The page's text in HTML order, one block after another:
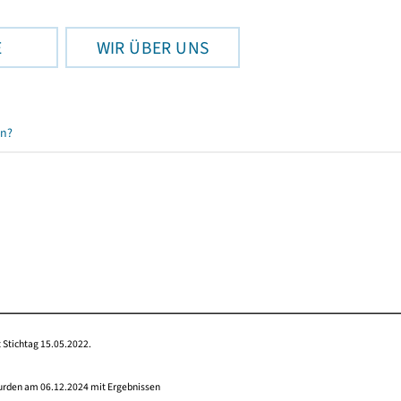
WIR ÜBER UNS
15.05.2022.
am 06.12.2024 mit Ergebnissen